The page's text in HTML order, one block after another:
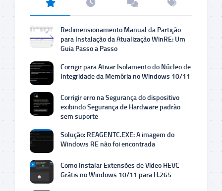
Redimensionamento Manual da Partição
para Instalação da Atualização WinRE: Um
Guia Passo a Passo
Corrigir para Ativar Isolamento do Núcleo de
Integridade da Memória no Windows 10/11
Corrigir erro na Segurança do dispositivo
exibindo Segurança de Hardware padrão
sem suporte
Solução: REAGENTC.EXE: A imagem do
Windows RE não foi encontrada
Como Instalar Extensões de Vídeo HEVC
Grátis no Windows 10/11 para H.265